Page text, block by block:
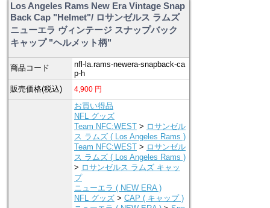
Los Angeles Rams New Era Vintage Snap
Back Cap "Helmet"/ ロサンゼルス ラムズ
ニューエラ ヴィンテージ スナップバック
キャップ "ヘルメット柄"
商品コード
nfl-la.rams-newera-snapback-ca
p-h
販売価格(税込)
4,900 円
お買い得品
NFL グッズ
Team NFC:WEST > ロサンゼル
ス ラムズ ( Los Angeles Rams )
Team NFC:WEST > ロサンゼル
ス ラムズ ( Los Angeles Rams )
> ロサンゼルス ラムズ キャッ
プ
ニューエラ ( NEW ERA )
NFL グッズ >CAP ( キャップ )